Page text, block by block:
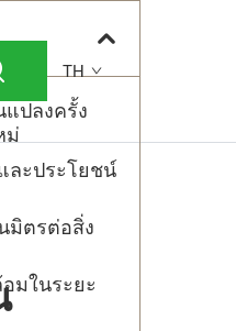
TH
แปลงครั้ง
ม่
ละประโยชน์
มิตรต่อสิ่ง
มในระยะ